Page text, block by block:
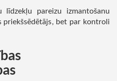
līdzekļu pareizu izmantošanu
priekšsēdētājs, bet par kontroli